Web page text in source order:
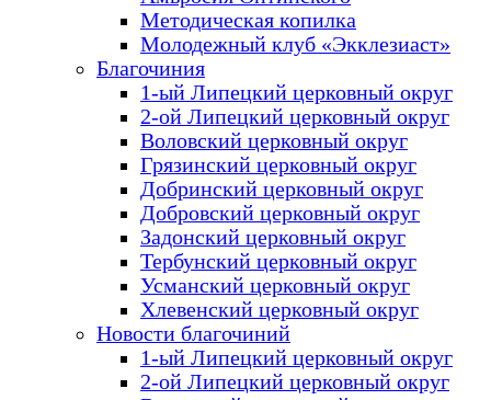
Методическая копилка
Молодежный клуб «Экклезиаст»
Благочиния
1-ый Липецкий церковный округ
2-ой Липецкий церковный округ
Воловский церковный округ
Грязинский церковный округ
Добринский церковный округ
Добровский церковный округ
Задонский церковный округ
Тербунский церковный округ
Усманский церковный округ
Хлевенский церковный округ
Новости благочиний
1-ый Липецкий церковный округ
2-ой Липецкий церковный округ